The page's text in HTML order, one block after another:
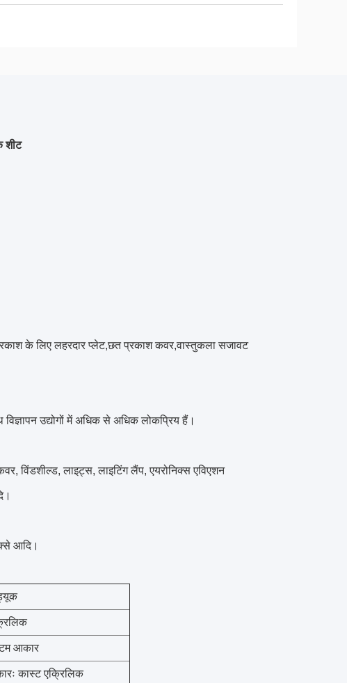
शीट
के लिए लहरदार प्लेट,छत प्रकाश कवर,वास्तुकला सजावट
उद्योगों में अधिक से अधिक लोकप्रिय हैं।
विंडशील्ड, लाइट्स, लाइटिंग लैंप, एयरोनिक्स एविएशन
आदि।
आकार
कास्ट एक्रिलिक